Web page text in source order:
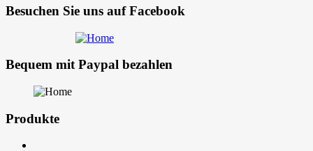
Besuchen Sie uns auf Facebook
Bequem mit Paypal bezahlen
Produkte